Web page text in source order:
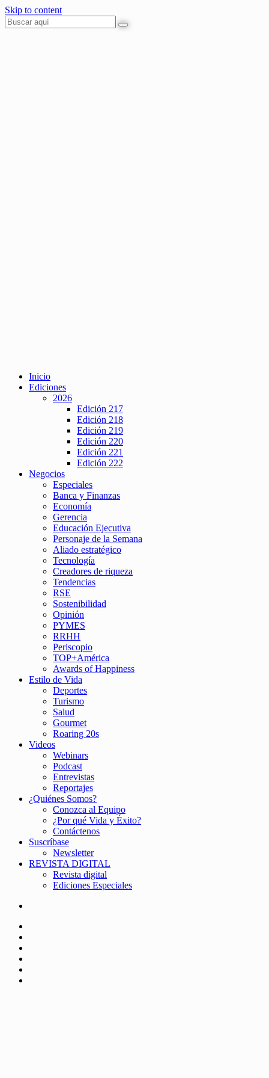
Skip to content
Inicio
Ediciones
2026
Edición 217
Edición 218
Edición 219
Edición 220
Edición 221
Edición 222
Negocios
Especiales
Banca y Finanzas
Economía
Gerencia
Educación Ejecutiva
Personaje de la Semana
Aliado estratégico
Tecnología
Creadores de riqueza
Tendencias
RSE
Sostenibilidad
Opinión
PYMES
RRHH
Periscopio
TOP+América
Awards of Happiness
Estilo de Vida
Deportes
Turismo
Salud
Gourmet
Roaring 20s
Videos
Webinars
Podcast
Entrevistas
Reportajes
¿Quiénes Somos?
Conozca al Equipo
¿Por qué Vida y Éxito?
Contáctenos
Suscríbase
Newsletter
REVISTA DIGITAL
Revista digital
Ediciones Especiales